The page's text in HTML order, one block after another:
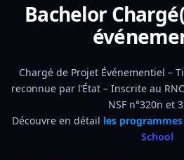
Bachelor
Chargé de Projet Événementiel –
reconnue par l’État – Inscrite au
NSF n°320n et
Découvre en détail les programmes
School